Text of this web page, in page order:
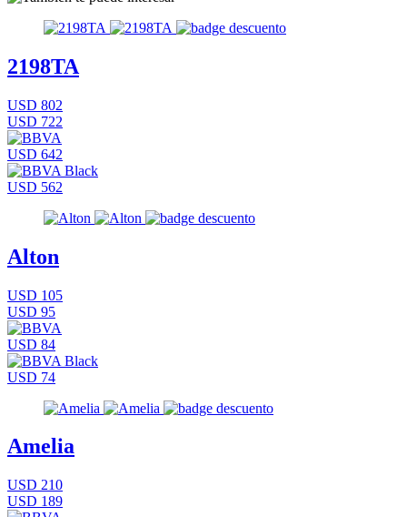
2198TA
USD 802
USD 722
USD 642
USD 562
Alton
USD 105
USD 95
USD 84
USD 74
Amelia
USD 210
USD 189